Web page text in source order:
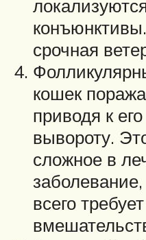
срочная
кошек
приводя к
вывороту.
сложное в
всего